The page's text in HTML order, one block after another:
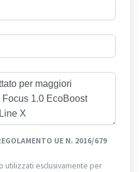
UE N. 2016/679
utilizzati esclusivamente per